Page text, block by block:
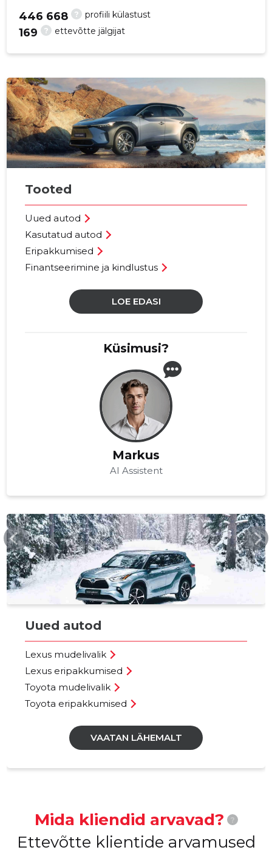
? profiili külastust
446 668
? ettevõtte jälgijat
169
Tooted
Uued autod
Kasutatud autod
Eripakkumised
Finantseerimine ja kindlustus
LOE EDASI
Küsimusi?
Markus
AI Assistent
AMSERV.EE
Uued autod
Lexus mudelivalik
Lexus eripakkumised
Toyota mudelivalik
Toyota eripakkumised
VAATAN LÄHEMALT
Mida kliendid arvavad? ?
Ettevõtte klientide arvamused